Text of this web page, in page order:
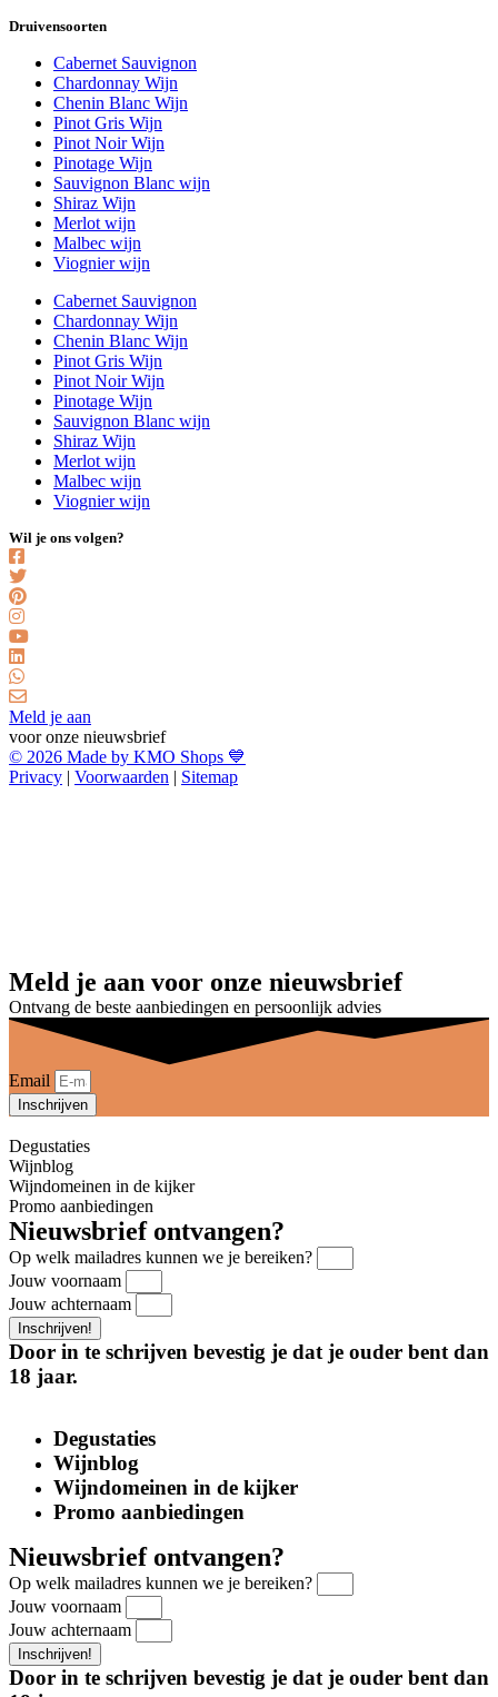
Druivensoorten
Cabernet Sauvignon
Chardonnay Wijn
Chenin Blanc Wijn
Pinot Gris Wijn
Pinot Noir Wijn
Pinotage Wijn
Sauvignon Blanc wijn
Shiraz Wijn
Merlot wijn
Malbec wijn
Viognier wijn
Cabernet Sauvignon
Chardonnay Wijn
Chenin Blanc Wijn
Pinot Gris Wijn
Pinot Noir Wijn
Pinotage Wijn
Sauvignon Blanc wijn
Shiraz Wijn
Merlot wijn
Malbec wijn
Viognier wijn
Wil je ons volgen?
Meld je aan
voor onze nieuwsbrief
© 2026 Made by KMO Shops 💙
Privacy | Voorwaarden | Sitemap
Meld je aan voor onze nieuwsbrief
Ontvang de beste aanbiedingen en persoonlijk advies
Email
Inschrijven
Degustaties
Wijnblog
Wijndomeinen in de kijker
Promo aanbiedingen
Nieuwsbrief ontvangen?
Op welk mailadres kunnen we je bereiken?
Jouw voornaam
Jouw achternaam
Inschrijven!
Door in te schrijven bevestig je dat je ouder bent dan
18 jaar.
Degustaties
Wijnblog
Wijndomeinen in de kijker
Promo aanbiedingen
Nieuwsbrief ontvangen?
Op welk mailadres kunnen we je bereiken?
Jouw voornaam
Jouw achternaam
Inschrijven!
Door in te schrijven bevestig je dat je ouder bent dan